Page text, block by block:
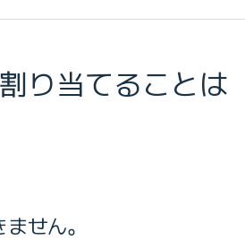
り当てることは
せん。